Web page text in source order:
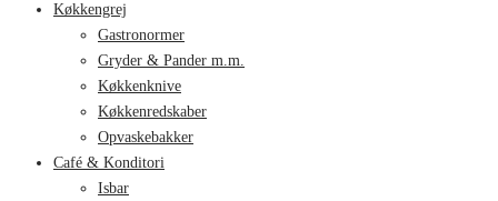
Køkkengrej
Gastronormer
Gryder & Pander m.m.
Køkkenknive
Køkkenredskaber
Opvaskebakker
Café & Konditori
Isbar